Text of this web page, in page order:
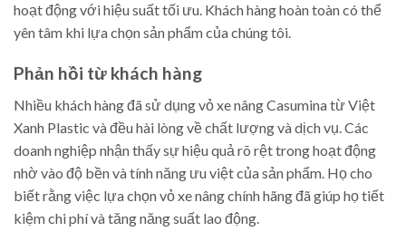
hoạt động với hiệu suất tối ưu. Khách hàng hoàn toàn có thể
yên tâm khi lựa chọn sản phẩm của chúng tôi.
Phản hồi từ khách hàng
Nhiều khách hàng đã sử dụng vỏ xe nâng Casumina từ Việt
Xanh Plastic và đều hài lòng về chất lượng và dịch vụ. Các
doanh nghiệp nhận thấy sự hiệu quả rõ rệt trong hoạt động
nhờ vào độ bền và tính năng ưu việt của sản phẩm. Họ cho
biết rằng việc lựa chọn vỏ xe nâng chính hãng đã giúp họ tiết
kiệm chi phí và tăng năng suất lao động.